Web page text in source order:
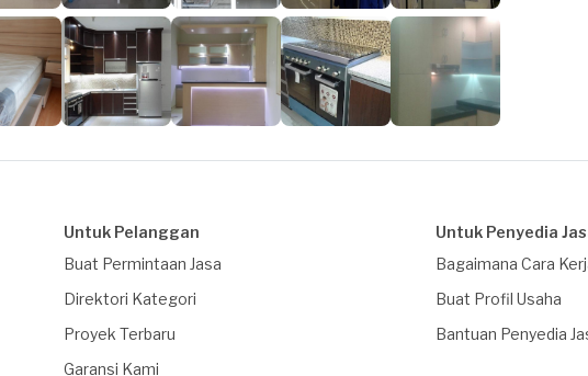
Untuk Pelanggan
Buat Permintaan Jasa
Direktori Kategori
Proyek Terbaru
Garansi Kami
Untuk Penyedia
Bagaimana Cara
Buat Profil Usaha
Bantuan Penyedia